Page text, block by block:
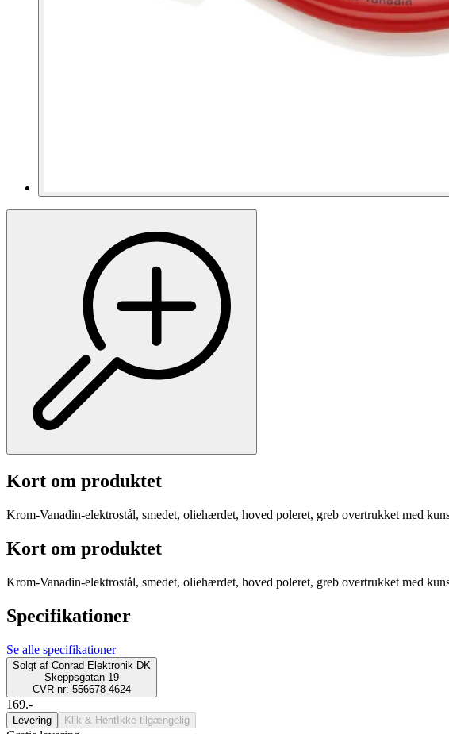
Kort om produktet
Krom-Vanadin-elektrostål, smedet, oliehærdet, hoved poleret, greb overtrukket med
Kort om produktet
Krom-Vanadin-elektrostål, smedet, oliehærdet, hoved poleret, greb overtrukket med
Specifikationer
Se alle specifikationer
Solgt af Conrad Elektronik DK
Skeppsgatan 19
CVR-nr: 556678-4624
169.-
Levering Klik & Hent Ikke tilgængelig